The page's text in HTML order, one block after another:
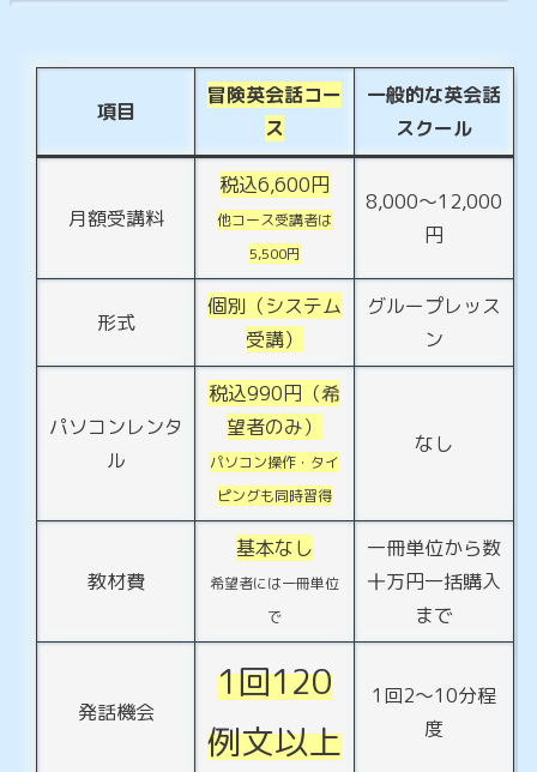
項目
冒険英会話コー
ス
一般的な英会話
スクール
月額受講料
税込6,600円
他コース受講者は
5,500円
8,000～12,000
円
形式
個別 （システム
受講）
グループレッス
ン
パソコンレンタ
ル
税込990円（希
望者のみ）
パソコン操作・タイ
ピングも同時習得
なし
教材費
基本なし
希望者には一冊単位
で
一冊単位から数
十万円一括購入
まで
発話機会
1回120
例文以上
1回2～10分程
度